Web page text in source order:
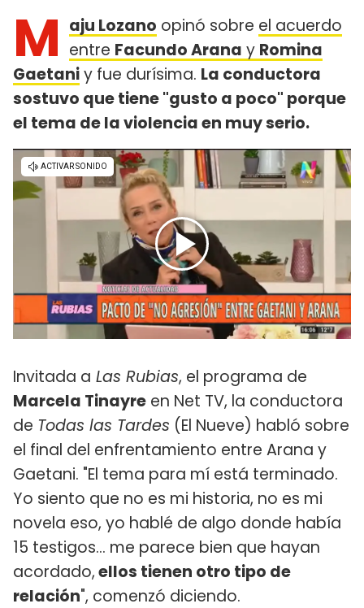
M aju Lozano opinó sobre el acuerdo
entre Facundo Arana y Romina
Gaetaniy fue durísima. La conductora
sostuvo que tiene "gusto a poco" porque
el tema de la violencia en muy serio.
Invitada a Las Rubias, el programa de
Marcela Tinayre en Net TV, la conductora
de Todas las Tardes (El Nueve) habló sobre
el final del enfrentamiento entre Arana y
Gaetani. "El tema para mí está terminado.
Yo siento que no es mi historia, no es mi
novela eso, yo hablé de algo donde había
15 testigos... me parece bien que hayan
acordado,ellos tienen otro tipo de
relación", comenzó diciendo.